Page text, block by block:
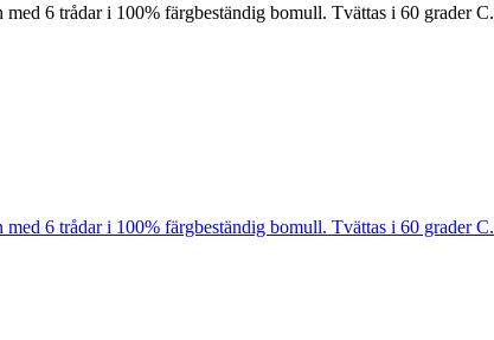
6 trådar i 100% färgbeständig bomull. Tvättas i 60 grader C.
6 trådar i 100% färgbeständig bomull. Tvättas i 60 grader C.